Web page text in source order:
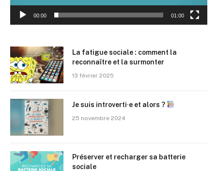
00:00 01:00
La fatigue sociale : comment la
reconnaître et la surmonter
13 février 2025
Je suis introverti·e et alors ?
25 novembre 2024
Préserver et recharger sa batterie
sociale